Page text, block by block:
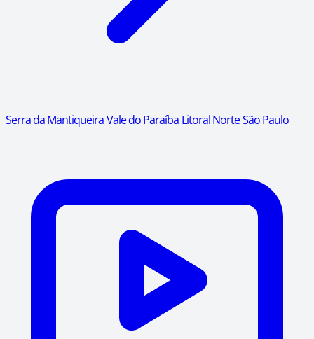
Serra da MantiqueiraVale do Paraíba Litoral NorteSão Paulo